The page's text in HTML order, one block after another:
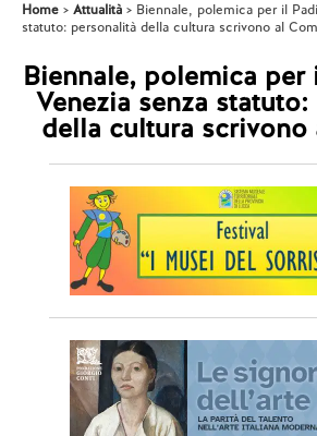
Home Attualità
Biennale, polemica per il
statuto: personalità della cultura scrivono al
Biennale, polemica
Venezia senza
della cultura scrivono